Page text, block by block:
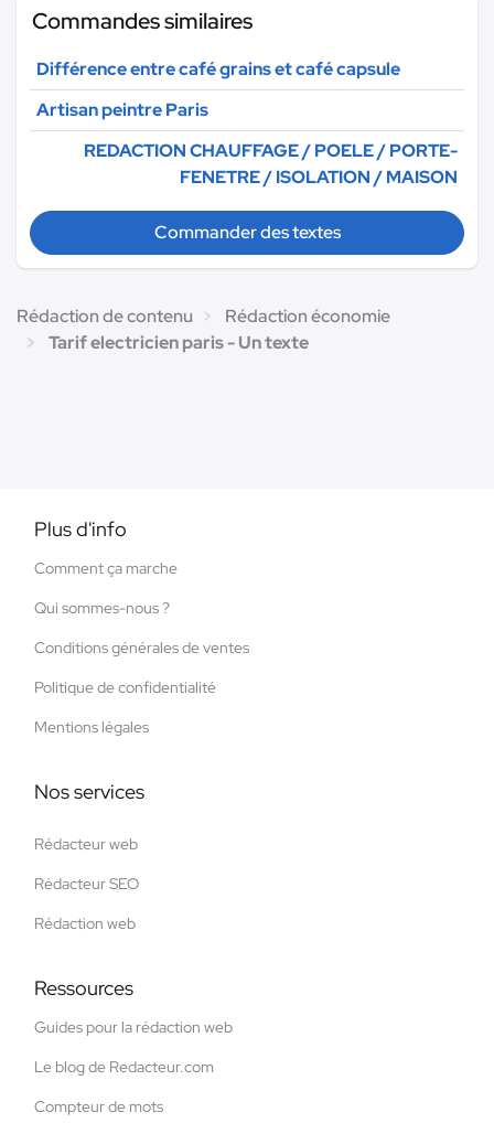
Commandes similaires
Différence entre café grains et café capsule
Artisan peintre Paris
REDACTION CHAUFFAGE / POELE / PORTE-
FENETRE / ISOLATION / MAISON
Commander des textes
Rédaction de contenu
Rédaction économie
Tarif electricien paris - Un texte
Plus d'info
Comment ça marche
Qui sommes-nous ?
Conditions générales de ventes
Politique de confidentialité
Mentions légales
Nos services
Rédacteur web
Rédacteur SEO
Rédaction web
Ressources
Guides pour la rédaction web
Le blog de Redacteur.com
Compteur de mots